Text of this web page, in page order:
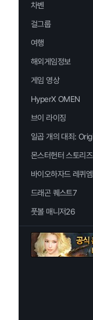
차벤
걸그룹
여행
해외게임정보
게임 영상
HyperX OMEN
브이 라이징
일곱 개의 대죄:
몬스터헌터 스토리
바이오하자드 레퀴엠
드래곤 퀘스트7
풋볼 매니저26